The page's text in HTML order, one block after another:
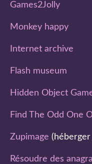
Games2Jolly
Monkey happy
Internet archive
Flash museum
Hidden Object
Find The Odd One
Zupimage (héberger
Résoudre des